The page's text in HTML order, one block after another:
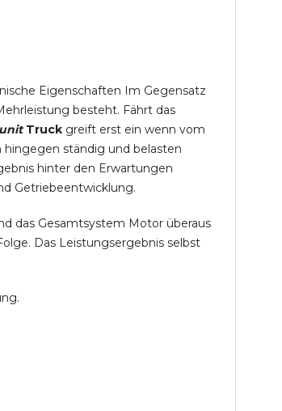
Eigenschaften Im Gegensatz
besteht. Fährt das
Truck greift erst ein wenn vom
ständig und belasten
hinter den Erwartungen
Getriebeentwicklung.
das Gesamtsystem Motor überaus
Das Leistungsergebnis selbst